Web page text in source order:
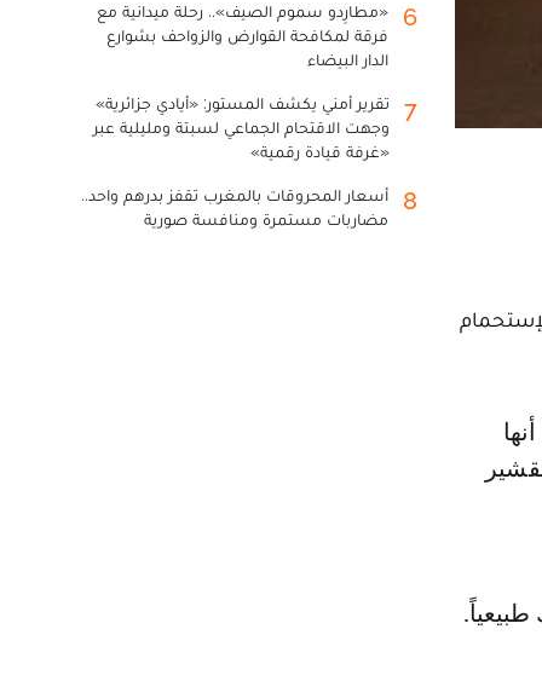
6
«مطارِدو سموم الصيف».. رحلة ميدانية مع
فرقة لمكافحة القوارض والزواحف بشوارع
الدار البيضاء
7
تقرير أمني يكشف المستور: «أيادي جزائرية»
وجهت الاقتحام الجماعي لسبتة ومليلية عبر
«غرفة قيادة رقمية»
8
أسعار المحروقات بالمغرب تقفز بدرهم واحد..
مضاربات مستمرة ومنافسة صورية